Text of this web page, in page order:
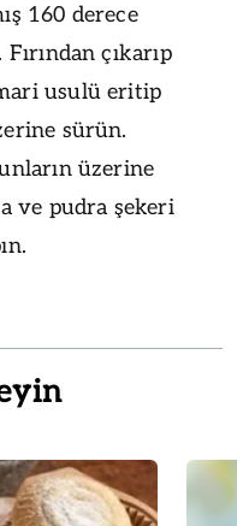
160 derece
çıkarıp
usulü eritip
sürün.
üzerine
ve pudra şekeri